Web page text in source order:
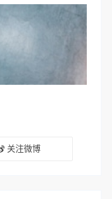
关注微博